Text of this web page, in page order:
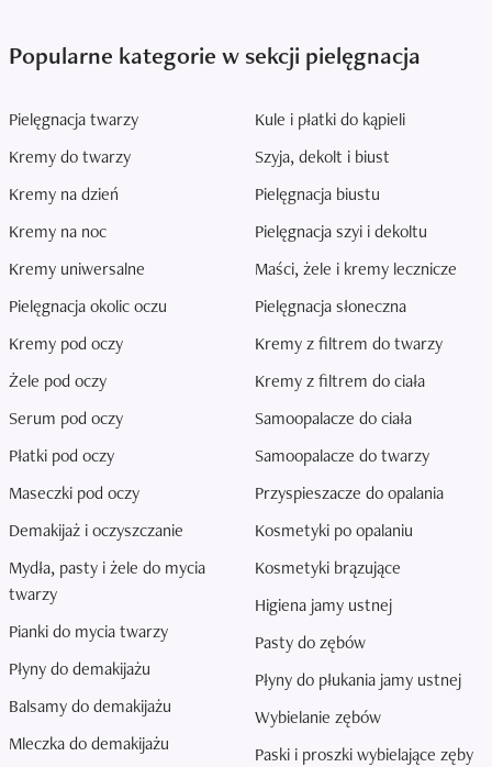
Popularne kategorie w sekcji pielęgnacja
Pielęgnacja twarzy
Kremy do twarzy
Kremy na dzień
Kremy na noc
Kremy uniwersalne
Pielęgnacja okolic oczu
Kremy pod oczy
Żele pod oczy
Serum pod oczy
Płatki pod oczy
Maseczki pod oczy
Demakijaż i oczyszczanie
Mydła, pasty i żele do mycia
twarzy
Pianki do mycia twarzy
Płyny do demakijażu
Balsamy do demakijażu
Mleczka do demakijażu
Kule i płatki do kąpieli
Szyja, dekolt i biust
Pielęgnacja biustu
Pielęgnacja szyi i dekoltu
Maści, żele i kremy lecznicze
Pielęgnacja słoneczna
Kremy z filtrem do twarzy
Kremy z filtrem do ciała
Samoopalacze do ciała
Samoopalacze do twarzy
Przyspieszacze do opalania
Kosmetyki po opalaniu
Kosmetyki brązujące
Higiena jamy ustnej
Pasty do zębów
Płyny do płukania jamy ustnej
Wybielanie zębów
Paski i proszki wybielające zęby